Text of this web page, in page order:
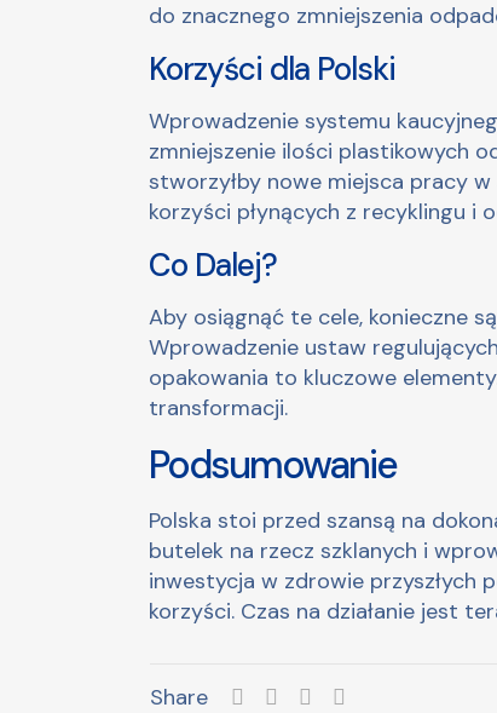
do znacznego zmniejszenia
Korzyści dla Polski
Wprowadzenie systemu
zmniejszenie ilości plastikowych
stworzyłby nowe miejsca pracy
korzyści płynących z recyklingu i
Co Dalej?
Aby osiągnąć te cele, konieczne
Wprowadzenie ustaw
opakowania to kluczowe
transformacji.
Podsumowanie
Polska stoi przed szansą na
butelek na rzecz szklanych i
inwestycja w zdrowie przyszłych
korzyści. Czas na działanie jest
Share